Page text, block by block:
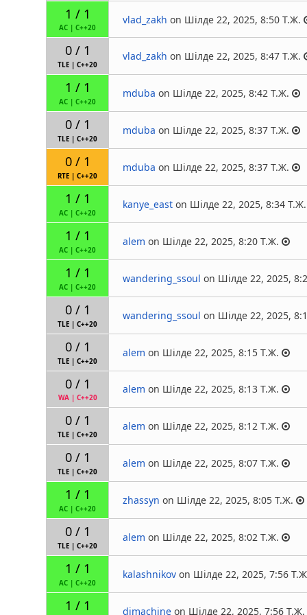
1 / 1
AC |C++20
vlad_zakh on Шілде 22, 2025, 8:50 Т.Ж.
0 / 1
TLE |C++20
vlad_zakh on Шілде 22, 2025, 8:47 Т.Ж.
1 / 1
AC |C++20
mduba on Шілде 22, 2025, 8:42 Т.Ж.
0 / 1
TLE |C++20
mduba on Шілде 22, 2025, 8:37 Т.Ж.
0 / 1
RTE |C++20
mduba on Шілде 22, 2025, 8:37 Т.Ж.
1 / 1
AC |C++20
kanye_east on Шілде 22, 2025, 8:34 Т.Ж.
1 / 1
AC |C++20
alem on Шілде 22, 2025, 8:20 Т.Ж.
1 / 1
AC |C++20
wandering_ssoul on Шілде 22, 2025,
0 / 1
TLE |C++20
wandering_ssoul on Шілде 22, 2025,
0 / 1
TLE |C++20
alem on Шілде 22, 2025, 8:15 Т.Ж.
0 / 1
WA| C++20
alem on Шілде 22, 2025, 8:13 Т.Ж.
0 / 1
TLE |C++20
alem on Шілде 22, 2025, 8:12 Т.Ж.
0 / 1
TLE |C++20
alem on Шілде 22, 2025, 8:07 Т.Ж.
1 / 1
AC |C++20
zhassyn on Шілде 22, 2025, 8:05 Т.Ж.
0 / 1
TLE |C++20
alem on Шілде 22, 2025, 8:02 Т.Ж.
1 / 1
AC |C++20
kalashnikov on Шілде 22, 2025, 7:56
1 / 1 dimachine on Шілде 22, 2025, 7:56 Т.Ж.